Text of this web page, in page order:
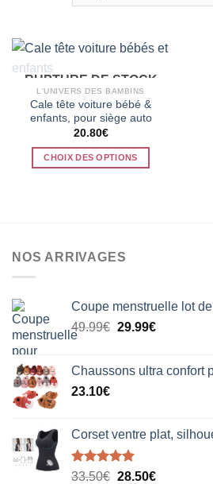
RUPTURE DE STOCK
L'UNIVERS DES BAMBINS
Cale tête voiture bébé &
enfants, pour siège auto
20.80€
CHOIX DES OPTIONS
Les
être
choisies
page
du
NOS ARRIVAGES
Coupe menstruelle lot
49.99€ Le
était :
29.99€Le
est :
Chaussons ultra confort
23.10€
Corset ventre plat,
Note5.00
33.50€ Le
28.50€Le